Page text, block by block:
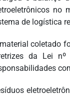
no
de logística
coletado
da Lei nº